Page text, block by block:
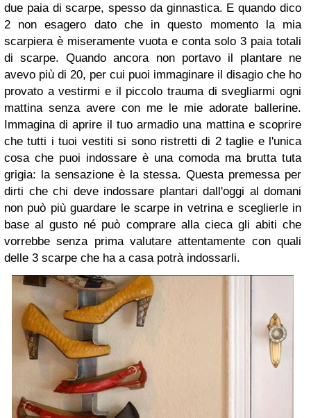
due paia di scarpe, spesso da ginnastica. E quando dico
2 non esagero dato che in questo momento la mia
scarpiera è miseramente vuota e conta solo 3 paia totali
di scarpe. Quando ancora non portavo il plantare ne
avevo più di 20, per cui puoi immaginare il disagio che ho
provato a vestirmi e il piccolo trauma di svegliarmi ogni
mattina senza avere con me le mie adorate ballerine.
Immagina di aprire il tuo armadio una mattina e scoprire
che tutti i tuoi vestiti si sono ristretti di 2 taglie e l'unica
cosa che puoi indossare è una comoda ma brutta tuta
grigia: la sensazione è la stessa. Questa premessa per
dirti che chi deve indossare plantari dall'oggi al domani
non può più guardare le scarpe in vetrina e sceglierle in
base al gusto né può comprare alla cieca gli abiti che
vorrebbe senza prima valutare attentamente con quali
delle 3 scarpe che ha a casa potrà indossarli.